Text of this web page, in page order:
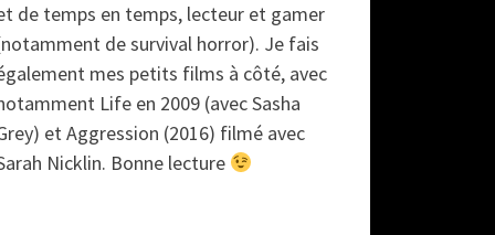
de temps en temps, lecteur et gamer
de survival horror). Je fais
mes petits films à côté, avec
Life en 2009 (avec Sasha
et Aggression (2016) filmé avec
Nicklin. Bonne lecture